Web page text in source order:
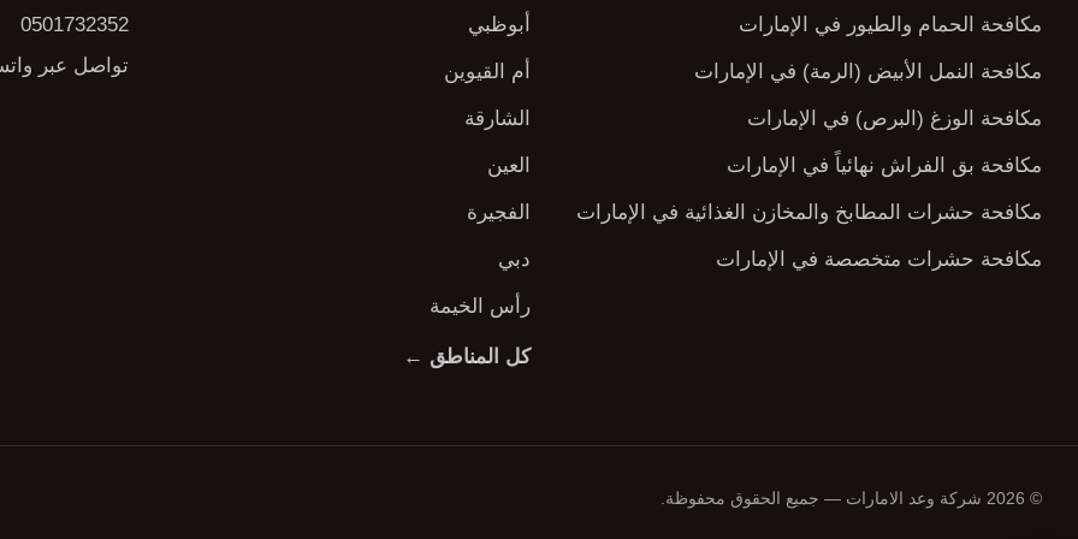
مكافحة الحمام والطيور في الإمارات
مكافحة النمل الأبيض (الرمة) في الإمارات
مكافحة الوزغ (البرص) في الإمارات
مكافحة بق الفراش نهائياً في الإمارات
مكافحة حشرات المطابخ والمخازن الغذائية في الإمارات
مكافحة حشرات متخصصة في الإمارات
أبوظبي
أم القيوين
الشارقة
العين
الفجيرة
دبي
رأس الخيمة
كل المناطق ←
0501732352
تواصل عبر
© 2026 شركة وعد الامارات — جميع الحقوق محفوظة.